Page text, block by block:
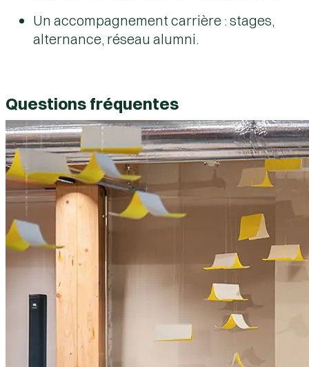
Un accompagnement carrière : stages,
alternance, réseau alumni.
Questions fréquentes